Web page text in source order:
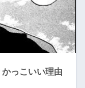
っこいい理由